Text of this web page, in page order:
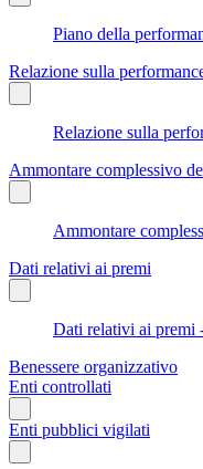
Piano della
Relazione sulla
Relazione sulla
Ammontare complessivo
Ammontare
Dati relativi ai premi
Dati relativi ai premi
Benessere organizzativo
Enti controllati
Enti pubblici vigilati